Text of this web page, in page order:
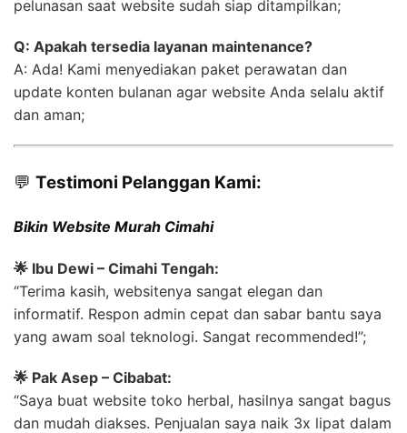
pelunasan saat website sudah siap ditampilkan;
Q: Apakah tersedia layanan maintenance?
A: Ada! Kami menyediakan paket perawatan dan
update konten bulanan agar website Anda selalu aktif
dan aman;
💬 Testimoni Pelanggan Kami:
Bikin Website Murah Cimahi
🌟 Ibu Dewi – Cimahi Tengah:
“Terima kasih, websitenya sangat elegan dan
informatif. Respon admin cepat dan sabar bantu saya
yang awam soal teknologi. Sangat recommended!”;
🌟 Pak Asep – Cibabat:
“Saya buat website toko herbal, hasilnya sangat bagus
dan mudah diakses. Penjualan saya naik 3x lipat dalam